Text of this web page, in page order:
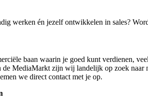
werken én jezelf ontwikkelen in sales?
baan waarin je goed kunt verdienen,
de MediaMarkt zijn wij landelijk op zoek
we direct contact met je op.